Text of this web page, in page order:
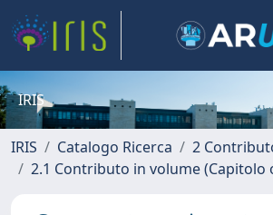
IRIS
IRIS Catalogo Ricerca
2
2.1 Contributo in volume (Capitolo